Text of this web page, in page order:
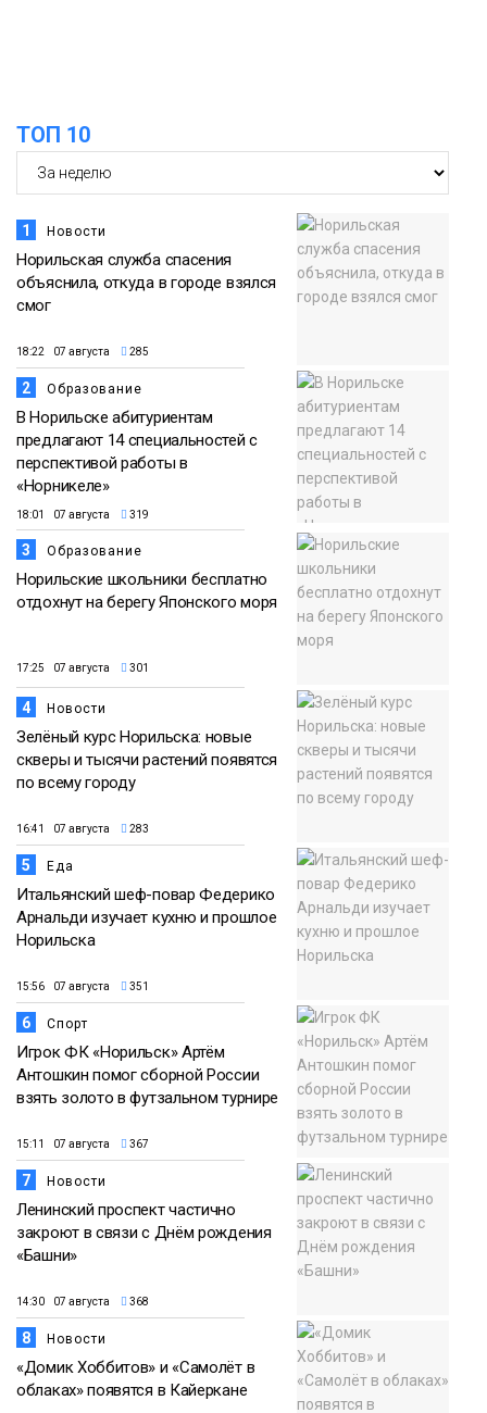
ТОП 10
1 Новости
Норильская служба спасения
объяснила, откуда в городе взялся
смог
18:22 07 августа 285
2 Образование
В Норильске абитуриентам
предлагают 14 специальностей с
перспективой работы в
«Норникеле»
18:01 07 августа 319
3 Образование
Норильские школьники бесплатно
отдохнут на берегу Японского моря
17:25 07 августа 301
4 Новости
Зелёный курс Норильска: новые
скверы и тысячи растений появятся
по всему городу
16:41 07 августа 283
5 Еда
Итальянский шеф-повар Федерико
Арнальди изучает кухню и прошлое
Норильска
15:56 07 августа 351
6 Спорт
Игрок ФК «Норильск» Артём
Антошкин помог сборной России
взять золото в футзальном турнире
15:11 07 августа 367
7 Новости
Ленинский проспект частично
закроют в связи с Днём рождения
«Башни»
14:30 07 августа 368
8 Новости
«Домик Хоббитов» и «Самолёт в
облаках» появятся в Кайеркане